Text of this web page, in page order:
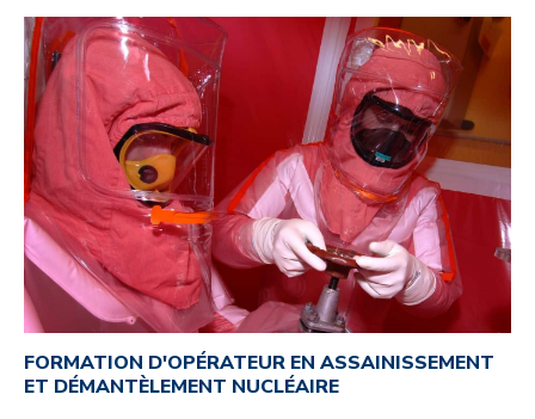
FORMATION D'OPÉRATEUR EN ASSAINISSEMENT
ET DÉMANTÈLEMENT NUCLÉAIRE